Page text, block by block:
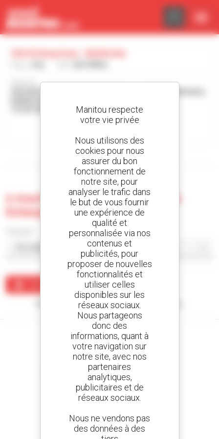
151001 BATHINDA Inde
Afficher les filtres de recherche
0 machine d'occasion chez Vsb
Enterprises - Bathinda
Aucun résultat ne correspond à votre recherche.
Créez vos alertes
et recevez des annonces de matériels d'occasion
800 concessionnaires
Manitou partout dans le monde
Panneau de gestion des cookies
Manitou respecte
votre vie privée
Nous utilisons des
cookies pour nous
assurer du bon
fonctionnement de
notre site, pour
analyser le trafic dans
le but de vous fournir
une expérience de
qualité et
personnalisée via nos
contenus et
publicités, pour
proposer de nouvelles
fonctionnalités et
utiliser celles
disponibles sur les
réseaux sociaux.
Nous partageons
donc des
informations, quant à
votre navigation sur
notre site, avec nos
partenaires
analytiques,
publicitaires et de
réseaux sociaux.
Nous ne vendons pas
des données à des